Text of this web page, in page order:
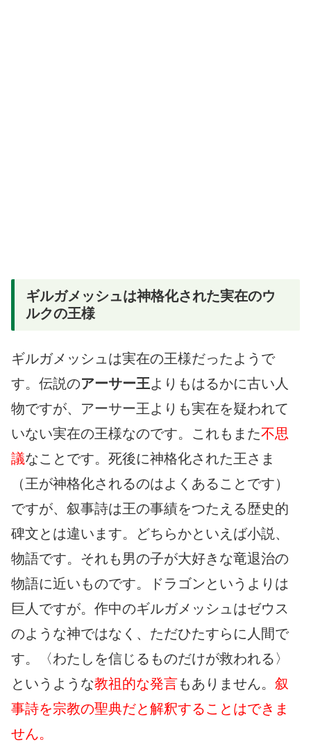
ギルガメッシュは神格化された実在のウ
ルクの王様
ギルガメッシュは実在の王様だったようで
す。伝説のアーサー王よりもはるかに古い人
物ですが、アーサー王よりも実在を疑われて
いない実在の王様なのです。これもまた不思
議なことです。死後に神格化された王さま
（王が神格化されるのはよくあることです）
ですが、叙事詩は王の事績をつたえる歴史的
碑文とは違います。どちらかといえば小説、
物語です。それも男の子が大好きな竜退治の
物語に近いものです。ドラゴンというよりは
巨人ですが。作中のギルガメッシュはゼウス
のような神ではなく、ただひたすらに人間で
す。〈わたしを信じるものだけが救われる〉
というような教祖的な発言もありません。 叙
事詩を宗教の聖典だと解釈することはできま
せん。